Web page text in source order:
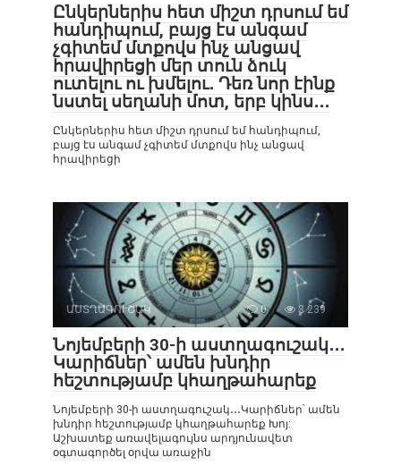
Ընկերներիս հետ միշտ դրսում եմ
հանդիպում, բայց էս անգամ
չգիտեմ մտքովս ինչ անցավ
հրավիրեցի մեր տուն ձուկ
ուտելու ու խմելու․ Դեռ նոր էինք
նստել սեղանի մոտ, երբ կինս․․․
Ընկերներիս հետ միշտ դրսում եմ հանդիպում,
բայց էս անգամ չգիտեմ մտքովս ինչ անցավ
հրավիրեցի
ԱՍՏՂԱԳՈՒՇԱԿ 0 3 239
Նոյեմբերի 30-ի աստղագուշակ․․․
Կարիճներ՝ ամեն խնդիր
հեշտությամբ կհաղթահարեք
Նոյեմբերի 30-ի աստղագուշակ․․․Կարիճներ՝ ամեն
խնդիր հեշտությամբ կհաղթահարեք Խոյ:
Աշխատեք առավելագույնս արդյունավետ
օգտագործել օրվա առաջին